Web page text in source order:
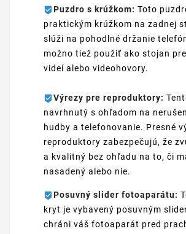
Puzdro s krúžkom: Toto
praktickým krúžkom na zadnej
slúži na pohodlné držanie
možno tiež použiť ako stojan
videí alebo videohovory.
Výrezy pre reproduktory:
navrhnutý s ohľadom na
hudby a telefonovanie. Presné
reproduktory zabezpečujú, že
a kvalitný bez ohľadu na to, či
nasadený alebo nie.
Posuvný slider fotoaparátu:
kryt je vybavený posuvným
chráni váš fotoaparát pred